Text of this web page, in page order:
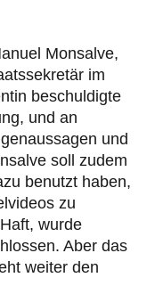
Monsalve,
im
beschuldigte
und an
und
soll zudem
benutzt haben,
zu
wurde
Aber das
weiter den